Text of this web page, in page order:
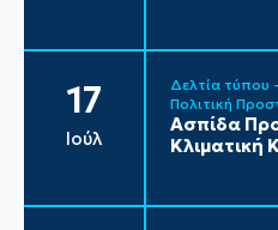
17
Ιούλ
Δελτία τύπου
Πολιτική
Ασπίδα
Κλιματική